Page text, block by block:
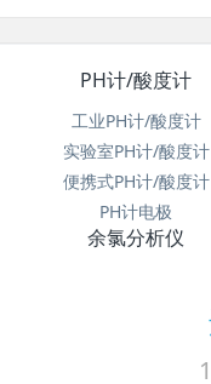
PH计/酸度计
工业PH计/酸度计
实验室PH计/酸度计
便携式PH计/酸度计
PH计电极
余氯分析仪